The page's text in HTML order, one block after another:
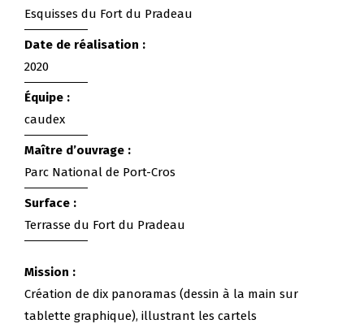
Esquisses du Fort du Pradeau
Date de réalisation :
2020
Équipe :
caudex
Maître d’ouvrage :
Parc National de Port-Cros
Surface :
Terrasse du Fort du Pradeau
Mission :
Création de dix panoramas (dessin à la main sur
tablette graphique), illustrant les cartels